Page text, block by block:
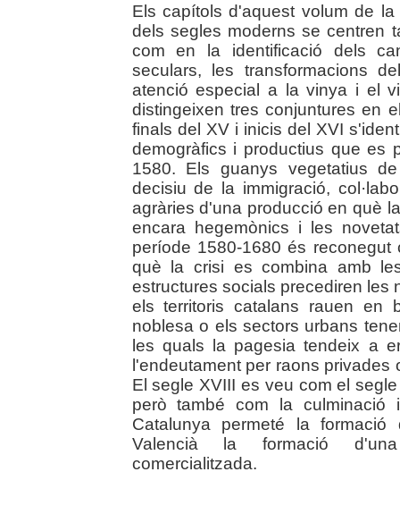
Els capítols d'aquest volum de
dels segles moderns se centren
com en la identificació dels
seculars, les transformacions
atenció especial a la vinya i el
distingeixen tres conjuntures en
finals del XV i inicis del XVI
demogràfics i productius que es
1580. Els guanys vegetatius
decisiu de la immigració,
agràries d'una producció en què
encara hegemònics i les
període 1580-1680 és
què la crisi es combina amb
estructures socials precediren les
els territoris catalans rauen
noblesa o els sectors urbans
les quals la pagesia tendeix a
l'endeutament per raons
El segle XVIII es veu com el
però també com la
Catalunya permeté la
Valencià la formació
comercialitzada.